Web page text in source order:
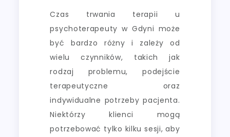
Czas trwania terapii u
psychoterapeuty w Gdyni może
być bardzo różny i zależy od
wielu czynników, takich jak
rodzaj problemu, podejście
terapeutyczne oraz
indywidualne potrzeby pacjenta.
Niektórzy klienci mogą
potrzebować tylko kilku sesji, aby